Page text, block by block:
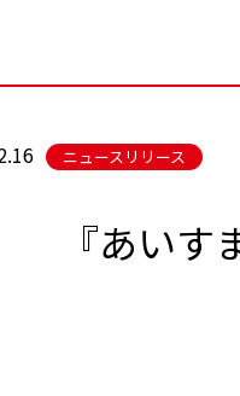
ニュースリリース
『あい